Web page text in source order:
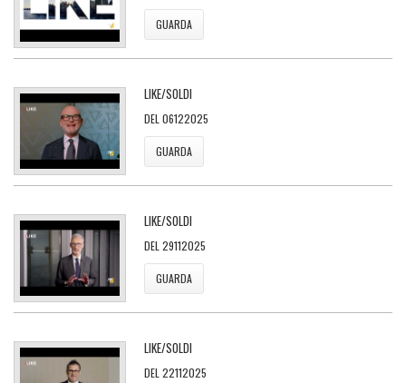
GUARDA
LIKE/SOLDI
DEL 06122025
GUARDA
LIKE/SOLDI
DEL 29112025
GUARDA
LIKE/SOLDI
DEL 22112025